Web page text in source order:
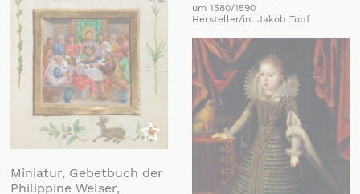
um 1580/1590
Hersteller/in: Jakob Topf
Zu meiner Liste hinzufügen
Miniatur, Gebetbuch der
Philippine Welser,